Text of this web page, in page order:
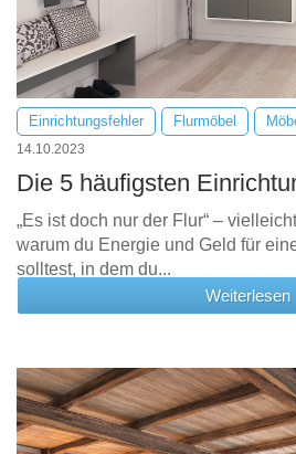
Einrichtungsfehler Flurmöbel
14.10.2023
Die 5 häufigsten
„Es ist doch nur der Flur“ –
warum du Energie und Geld für
solltest, in dem du...
Weiterlesen